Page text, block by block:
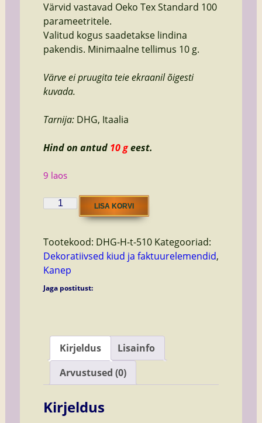
Värvid vastavad Oeko Tex Standard 100
parameetritele.
Valitud kogus saadetakse lindina
pakendis. Minimaalne tellimus 10 g.
Värve ei pruugita teie ekraanil õigesti
kuvada.
Tarnija:DHG, Itaalia
Hind on antud 10 geest.
9 laos
hemp
LISA KORVI
Tootekood: DHG-H-t-510 Kategooriad:
Dekoratiivsed kiud ja faktuurelemendid,
Kanep
Jaga postitust:
Kirjeldus
Lisainfo
Arvustused (0)
Kirjeldus